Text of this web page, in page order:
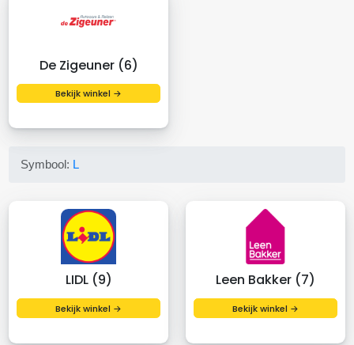
De Zigeuner (6)
Bekijk winkel →
Symbool: L
LIDL (9)
Bekijk winkel →
Leen Bakker (7)
Bekijk winkel →